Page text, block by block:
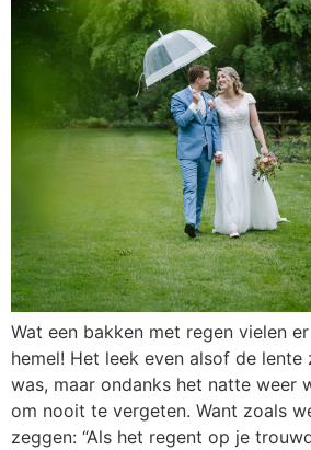
Wat een bakken met regen vielen
hemel! Het leek even alsof de
was, maar ondanks het natte weer
om nooit te vergeten. Want zoals
zeggen: “Als het regent op je